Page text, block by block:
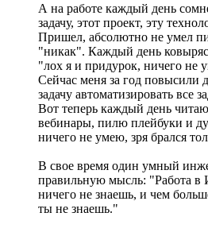
А на работе каждый день
задачу, этот проект, эту
Пришел, абсолютно не умел
"никак". Каждый день
"лох я и придурок, ничего не
Сейчас меня за год повысили
задачу автоматизировать все
Вот теперь каждый день
вебинары, пилю плейбуки и
ничего не умею, зря брался
В свое время один умный
правильную мысль: "Работа в
ничего не знаешь, и чем
ты не знаешь."